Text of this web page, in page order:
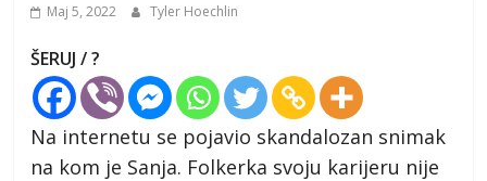
Maj 5, 2022 Tyler Hoechlin
ŠERUJ / ?
Na internetu se pojavio skandalozan snimak
na kom je Sanja. Folkerka svoju karijeru nije